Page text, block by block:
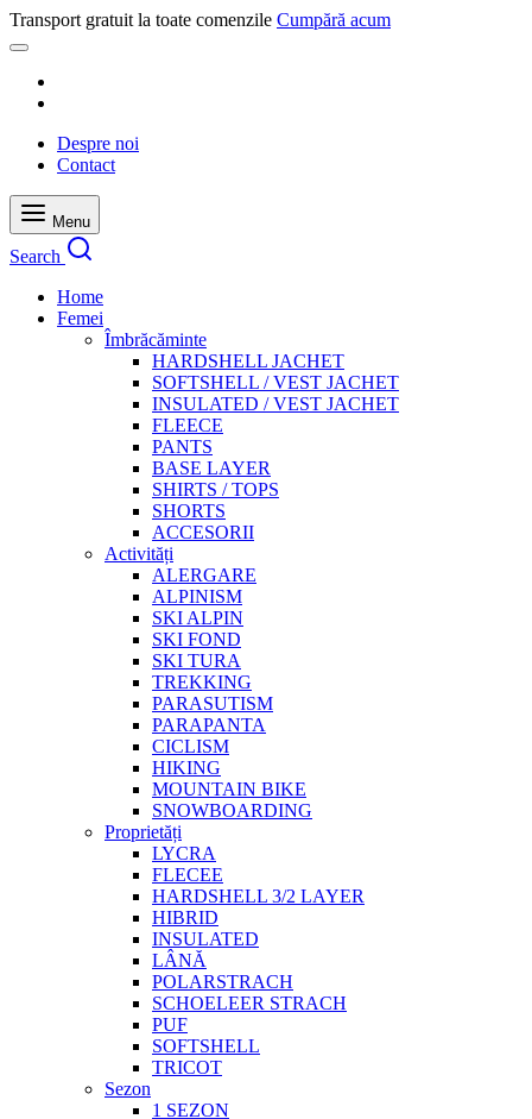
Transport gratuit la toate comenzile Cumpără acum
Despre noi
Contact
Menu
Search
Home
Femei
Îmbrăcăminte
HARDSHELL JACHET
SOFTSHELL / VEST JACHET
INSULATED / VEST JACHET
FLEECE
PANTS
BASE LAYER
SHIRTS / TOPS
SHORTS
ACCESORII
Activități
ALERGARE
ALPINISM
SKI ALPIN
SKI FOND
SKI TURA
TREKKING
PARASUTISM
PARAPANTA
CICLISM
HIKING
MOUNTAIN BIKE
SNOWBOARDING
Proprietăți
LYCRA
FLECEE
HARDSHELL 3/2 LAYER
HIBRID
INSULATED
LÂNĂ
POLARSTRACH
SCHOELEER STRACH
PUF
SOFTSHELL
TRICOT
Sezon
1 SEZON